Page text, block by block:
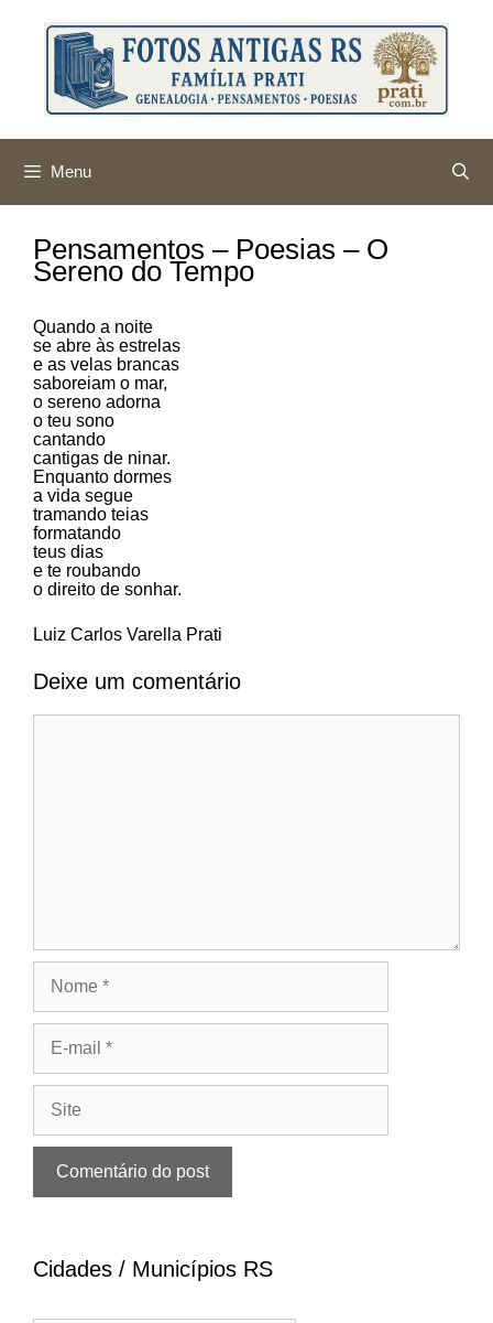
conteúdo
Menu
Pensamentos – Poesias – O
Sereno do Tempo
Quando a noite
se abre às estrelas
e as velas brancas
saboreiam o mar,
o sereno adorna
o teu sono
cantando
cantigas de ninar.
Enquanto dormes
a vida segue
tramando teias
formatando
teus dias
e te roubando
o direito de sonhar.
Luiz Carlos Varella Prati
Deixe um comentário
mail
Cidades / Municípios RS